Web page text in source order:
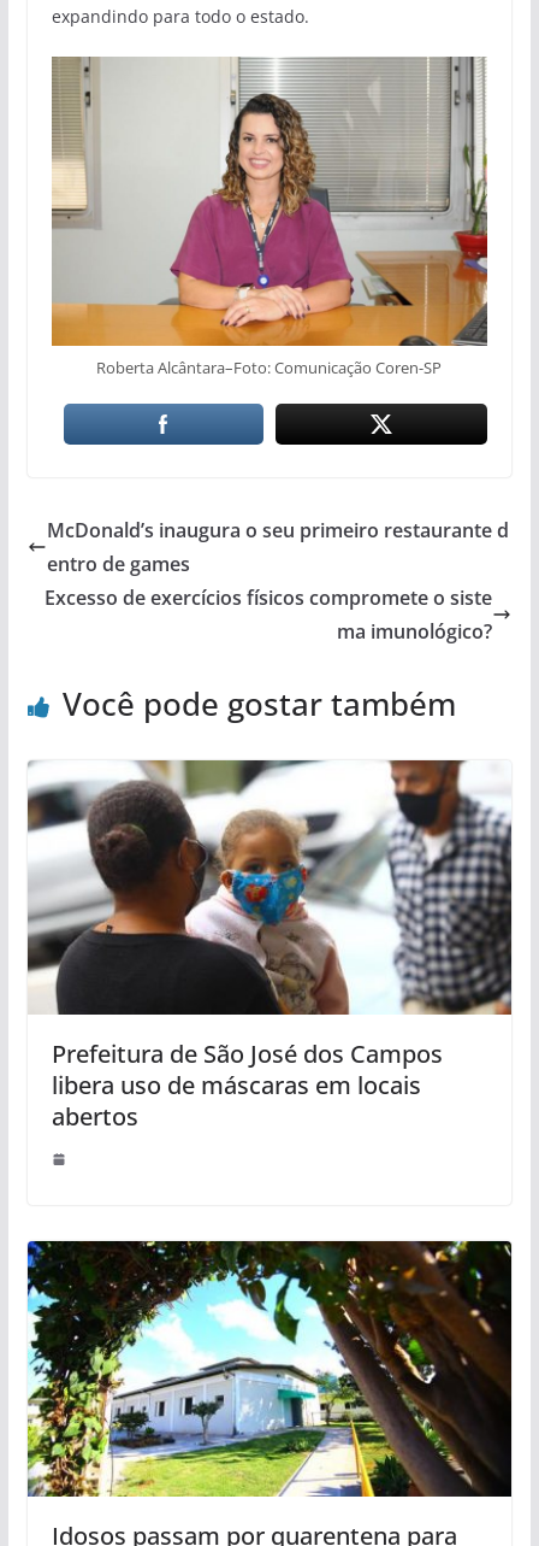
expandindo para todo o estado.
Roberta Alcântara–Foto: Comunicação Coren-SP
McDonald’s inaugura o seu primeiro restaurante d
entro de games
Excesso de exercícios físicos compromete o siste
ma imunológico?
Você pode gostar também
Prefeitura de São José dos Campos
libera uso de máscaras em locais
abertos
Idosos passam por quarentena para